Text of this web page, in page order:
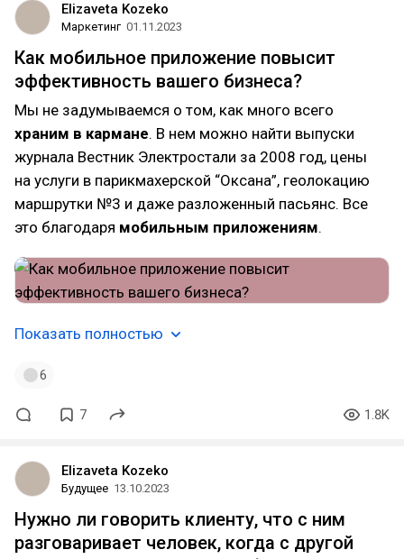
Elizaveta Kozeko
Маркетинг 01.11.2023
Как мобильное приложение повысит
эффективность вашего бизнеса?
Мы не задумываемся о том, как много всего
храним в кармане. В нем можно найти выпуски
журнала Вестник Электростали за 2008 год, цены
на услуги в парикмахерской “Оксана”, геолокацию
маршрутки №3 и даже разложенный пасьянс. Все
это благодаря мобильным приложениям.
Показать полностью
6
7 1.8K
Elizaveta Kozeko
Будущее 13.10.2023
Нужно ли говорить клиенту, что с ним
разговаривает человек, когда с другой